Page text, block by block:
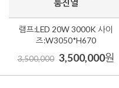
룸진열
램프:LED 20W 3000K 사이
즈:W3050*H670
3,500,000 3,500,000원